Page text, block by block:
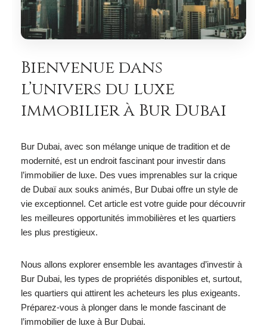
Bienvenue dans
l’univers du luxe
immobilier à Bur Dubai
Bur Dubai, avec son mélange unique de tradition et de
modernité, est un endroit fascinant pour investir dans
l’immobilier de luxe. Des vues imprenables sur la crique
de Dubaï aux souks animés, Bur Dubai offre un style de
vie exceptionnel. Cet article est votre guide pour découvrir
les meilleures opportunités immobilières et les quartiers
les plus prestigieux.
Nous allons explorer ensemble les avantages d’investir à
Bur Dubai, les types de propriétés disponibles et, surtout,
les quartiers qui attirent les acheteurs les plus exigeants.
Préparez-vous à plonger dans le monde fascinant de
l’immobilier de luxe à Bur Dubai.